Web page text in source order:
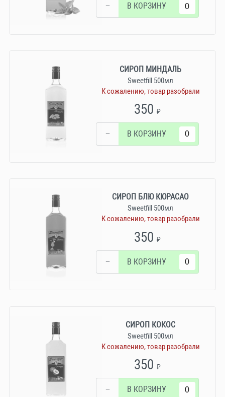
− В КОРЗИНУ
СИРОП МИНДАЛЬ
Sweetfill 500мл
К сожалению, товар разобрали
350₽
− В КОРЗИНУ
СИРОП БЛЮ КЮРАСАО
Sweetfill 500мл
К сожалению, товар разобрали
350₽
− В КОРЗИНУ
СИРОП КОКОС
Sweetfill 500мл
К сожалению, товар разобрали
350₽
− В КОРЗИНУ